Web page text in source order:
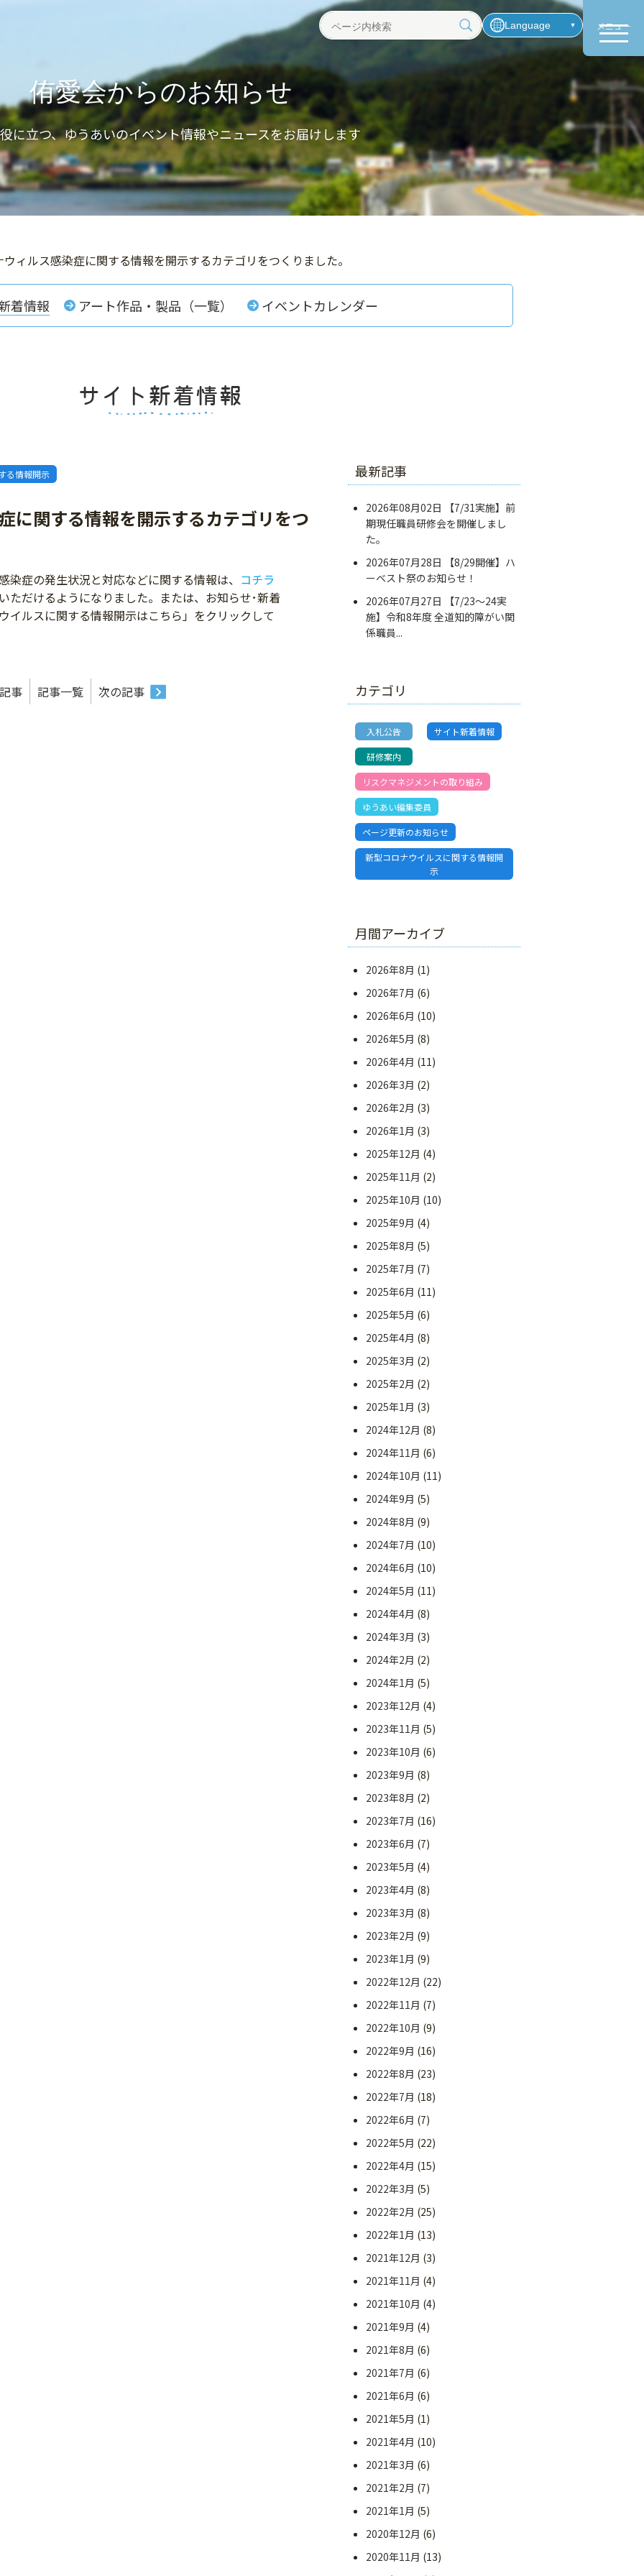
ペ
ジ
検
索
Language メニュー
侑愛会からのお知らせ
に立つ、ゆうあいのイベント情報やニュースをお届けします
ィルス感染症に関する情報を開示するカテゴリをつくりました。
着情報 アート作品・製品（一覧） イベントカレンダー
る情報開示
に関する情報を開示するカテゴリをつ
染症の発生状況と対応などに関する情報は、 コチラ
ただけるようになりました。または、お知らせ･新着
イルスに関する情報開示はこちら」をクリックして
事 記事一覧 次の記事
最新記事
2026年08月02日
【7/31実施】前
期現任職員研修会を開催しまし
た。
2026年07月28日
【8/29開催】ハ
ーベスト祭のお知らせ！
2026年07月27日
【7/23～24実
施】令和8年度 全道知的障がい関
係職員...
カテゴリ
入札公告 サイト新着情報
研修案内
リスクマネジメントの取り組み
ゆうあい編集委員
ページ更新のお知らせ
新型コロナウイルスに関する情報開
示
月間アーカイブ
2026年8月 (1)
2026年7月 (6)
2026年6月 (10)
2026年5月 (8)
2026年4月 (11)
2026年3月 (2)
2026年2月 (3)
2026年1月 (3)
2025年12月 (4)
2025年11月 (2)
2025年10月 (10)
2025年9月 (4)
2025年8月 (5)
2025年7月 (7)
2025年6月 (11)
2025年5月 (6)
2025年4月 (8)
2025年3月 (2)
2025年2月 (2)
2025年1月 (3)
2024年12月 (8)
2024年11月 (6)
2024年10月 (11)
2024年9月 (5)
2024年8月 (9)
2024年7月 (10)
2024年6月 (10)
2024年5月 (11)
2024年4月 (8)
2024年3月 (3)
2024年2月 (2)
2024年1月 (5)
2023年12月 (4)
2023年11月 (5)
2023年10月 (6)
2023年9月 (8)
2023年8月 (2)
2023年7月 (16)
2023年6月 (7)
2023年5月 (4)
2023年4月 (8)
2023年3月 (8)
2023年2月 (9)
2023年1月 (9)
2022年12月 (22)
2022年11月 (7)
2022年10月 (9)
2022年9月 (16)
2022年8月 (23)
2022年7月 (18)
2022年6月 (7)
2022年5月 (22)
2022年4月 (15)
2022年3月 (5)
2022年2月 (25)
2022年1月 (13)
2021年12月 (3)
2021年11月 (4)
2021年10月 (4)
2021年9月 (4)
2021年8月 (6)
2021年7月 (6)
2021年6月 (6)
2021年5月 (1)
2021年4月 (10)
2021年3月 (6)
2021年2月 (7)
2021年1月 (5)
2020年12月 (6)
2020年11月 (13)